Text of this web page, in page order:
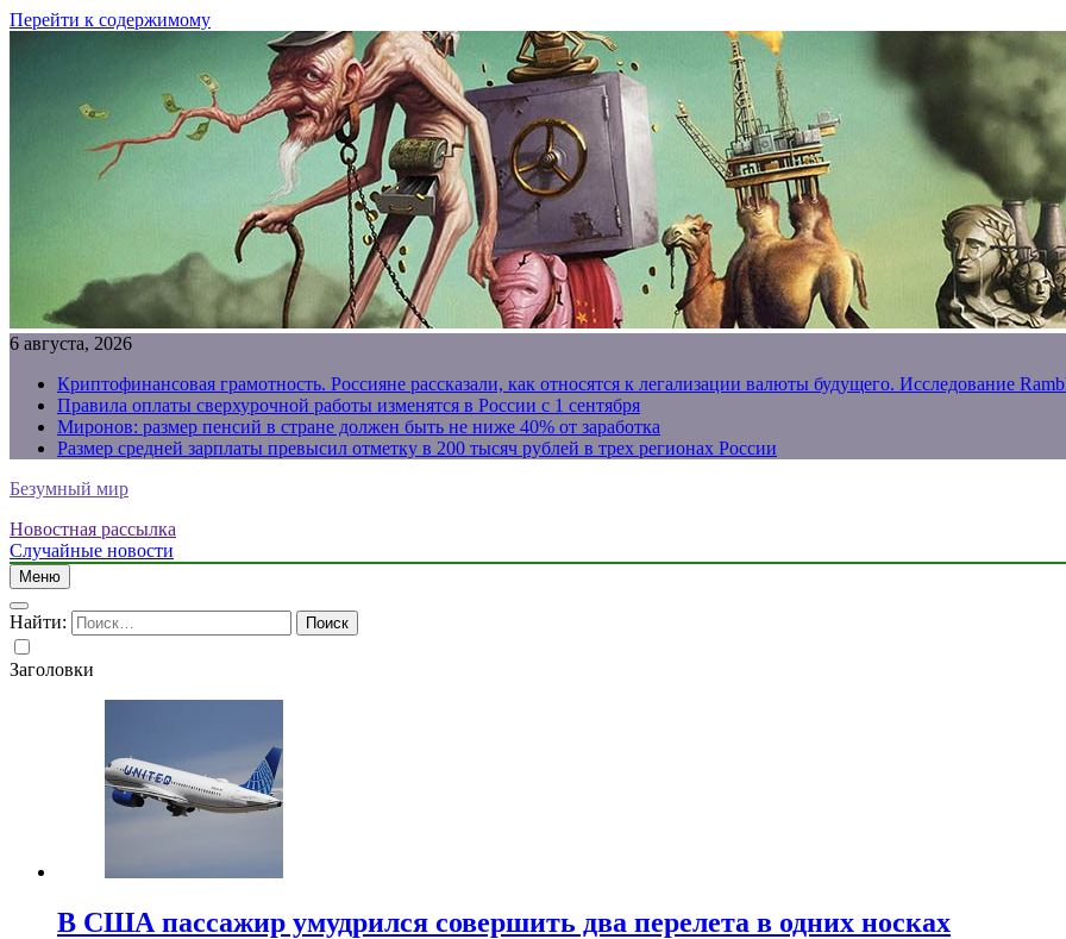
Перейти к содержимому
6 августа, 2026
Криптофинансовая грамотность. Россияне рассказали, как относятся к легализации валюты будущего. Исследование
Правила оплаты сверхурочной работы изменятся в России с 1 сентября
Миронов: размер пенсий в стране должен быть не ниже 40% от заработка
Размер средней зарплаты превысил отметку в 200 тысяч рублей в трех регионах России
Безумный мир
Новостная рассылка
Случайные новости
Меню
Найти:
Заголовки
В США пассажир умудрился совершить два перелета в одних носках